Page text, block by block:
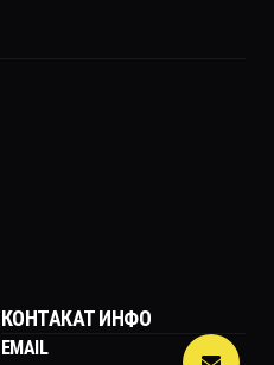
КОНТАКАТ ИНФО
EMAIL